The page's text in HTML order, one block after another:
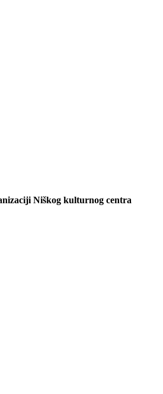
Niškog kulturnog centra